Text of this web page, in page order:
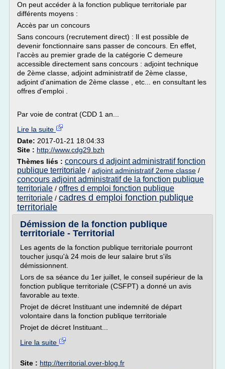
On peut accéder à la fonction publique territoriale par
différents moyens :
Accès par un concours
Sans concours (recrutement direct) : Il est possible de
devenir fonctionnaire sans passer de concours. En effet,
l'accès au premier grade de la catégorie C demeure
accessible directement sans concours : adjoint technique
de 2ème classe, adjoint administratif de 2ème classe,
adjoint d'animation de 2ème classe , etc... en consultant les
offres d'emploi .
Par voie de contrat (CDD 1 an...
Lire la suite
Date: 2017-01-21 18:04:33
Site : http://www.cdg29.bzh
Thèmes liés : concours d adjoint administratif fonction
publique territoriale / adjoint administratif 2eme classe /
concours adjoint administratif de la fonction publique
territoriale / offres d emploi fonction publique
territoriale / cadres d emploi fonction publique
territoriale
Démission de la fonction publique
territoriale - Territorial
Les agents de la fonction publique territoriale pourront
toucher jusqu'à 24 mois de leur salaire brut s'ils
démissionnent.
Lors de sa séance du 1er juillet, le conseil supérieur de la
fonction publique territoriale (CSFPT) a donné un avis
favorable au texte.
Projet de décret Instituant une indemnité de départ
volontaire dans la fonction publique territoriale
Projet de décret Instituant...
Lire la suite
Site : http://territorial.over-blog.fr